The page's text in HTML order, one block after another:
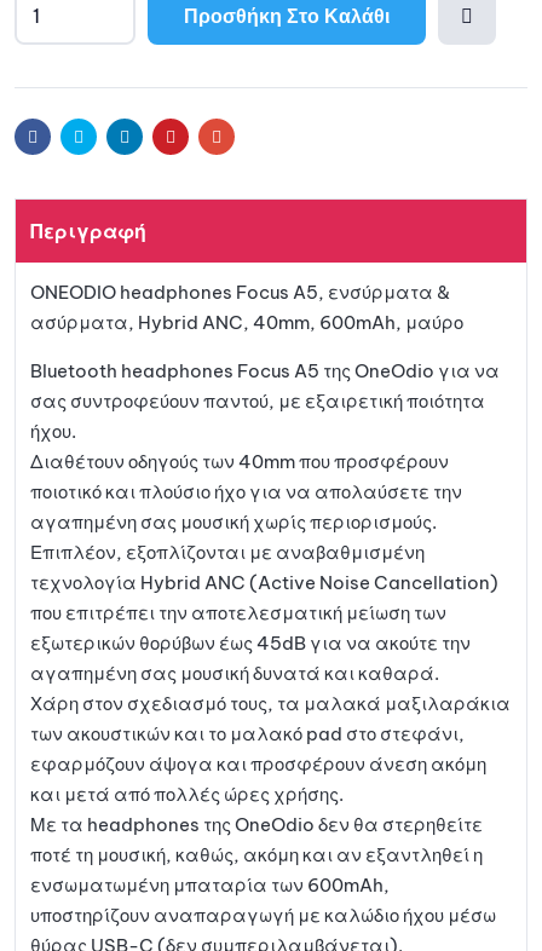
Προσθήκη Στο Καλάθι
αγαπη
μένων
l
r
FacebookTwitter LinkedinPinterestEmail
Περιγραφή
ONEODIO headphones Focus A5, ενσύρματα &
ασύρματα, Hybrid ANC, 40mm, 600mAh, μαύρο
Bluetooth headphones Focus A5 της OneOdio για να
σας συντροφεύουν παντού, με εξαιρετική ποιότητα
ήχου.
Διαθέτουν οδηγούς των 40mm που προσφέρουν
ποιοτικό και πλούσιο ήχο για να απολαύσετε την
αγαπημένη σας μουσική χωρίς περιορισμούς.
Επιπλέον, εξοπλίζονται με αναβαθμισμένη
τεχνολογία Hybrid ANC (Active Noise Cancellation)
που επιτρέπει την αποτελεσματική μείωση των
εξωτερικών θορύβων έως 45dB για να ακούτε την
αγαπημένη σας μουσική δυνατά και καθαρά.
Χάρη στον σχεδιασμό τους, τα μαλακά μαξιλαράκια
των ακουστικών και το μαλακό pad στο στεφάνι,
εφαρμόζουν άψογα και προσφέρουν άνεση ακόμη
και μετά από πολλές ώρες χρήσης.
Με τα headphones της OneOdio δεν θα στερηθείτε
ποτέ τη μουσική, καθώς, ακόμη και αν εξαντληθεί η
ενσωματωμένη μπαταρία των 600mAh,
υποστηρίζουν αναπαραγωγή με καλώδιο ήχου μέσω
θύρας USB-C (δεν συμπεριλαμβάνεται).